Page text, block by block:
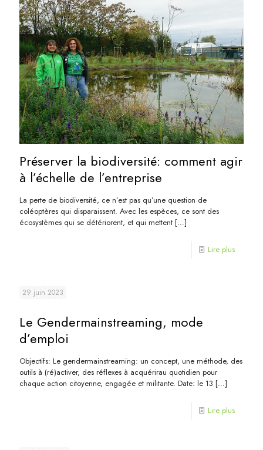
Préserver la biodiversité: comment agir
à l’échelle de l’entreprise
La perte de biodiversité, ce n’est pas qu’une question de
coléoptères qui disparaissent. Avec les espèces, ce sont des
écosystèmes qui se détériorent, et qui mettent […]
Lire plus
29 juin 2023
Le Gendermainstreaming, mode
d’emploi
Objectifs: Le gendermainstreaming: un concept, une méthode, des
outils à (ré)activer, des réflexes à acquérirau quotidien pour
chaque action citoyenne, engagée et militante. Date: le 13 […]
Lire plus